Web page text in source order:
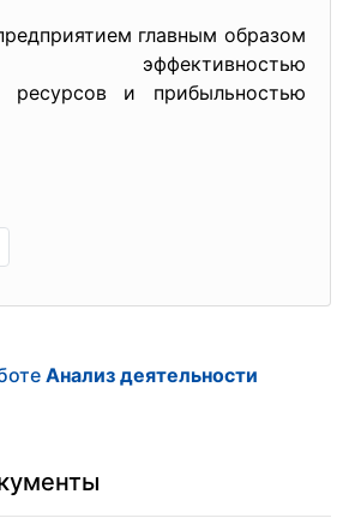
главным образом
эффективностью
ресурсов и прибыльностью
Анализ деятельности